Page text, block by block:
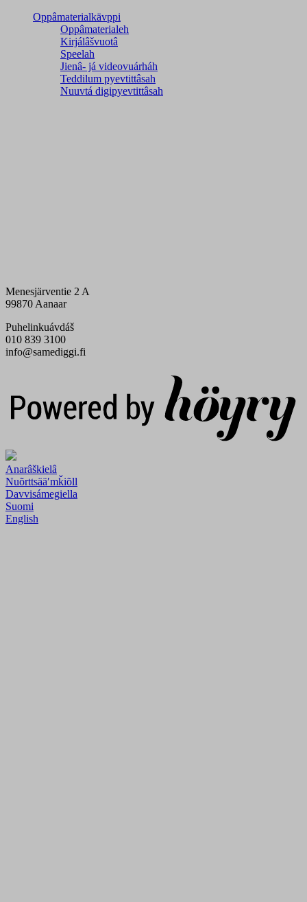
Oppâmaterialkävppi
Oppâmaterialeh
Kirjálâšvuotâ
Speelah
Jienâ- já videovuárháh
Teddilum pyevtittâsah
Nuuvtá digipyevtittâsah
Menesjärventie 2 A
99870 Aanaar
Puhelinkuávdáš
010 839 3100
info@samediggi.fi
Anarâškielâ
Nuõrttsääʹmǩiõll
Davvisámegiella
Suomi
English